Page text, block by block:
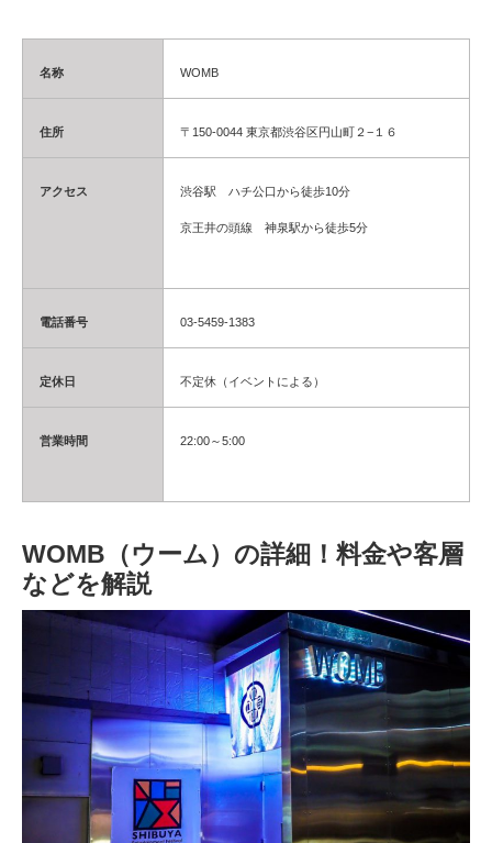
名称 WOMB
住所 〒150-0044 東京都渋谷区円山町２−１６
アクセス 渋谷駅 ハチ公口から徒歩10分
京王井の頭線 神泉駅から徒歩5分
電話番号 03-5459-1383
定休日 不定休（イベントによる）
営業時間 22:00～5:00
WOMB（ウーム）の詳細！料金や客層
などを解説